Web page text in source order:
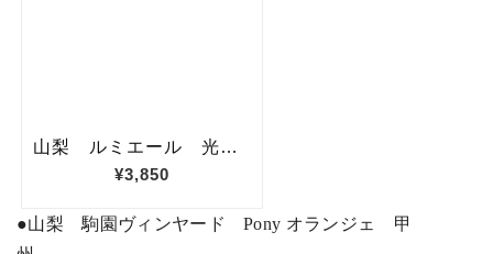
●山梨 駒園ヴィンヤードPony オランジェ 甲